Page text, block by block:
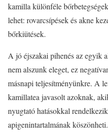
kamilla különféle
lehet: rovarcsípések és akne
bőrkiütések.
A jó éjszakai pihenés az egyik
nem alszunk eleget, ez
másnapi teljesítményünkre. A
kamillatea javasolt azoknak,
nyugtató hatásokkal
apigenintartalmának köszönheti.